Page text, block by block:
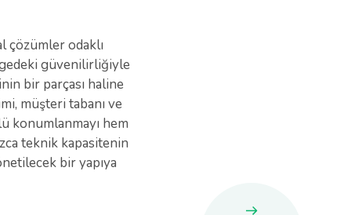
çözümler odaklı
güvenilirliğiyle
bir parçası haline
müşteri tabanı ve
konumlanmayı hem
teknik kapasitenin
bir yapıya